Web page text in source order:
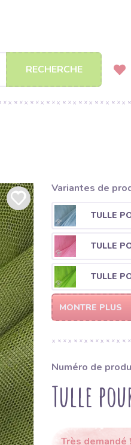
RECHERCHE
Variantes de
TULLE
TULLE
TULLE
MONTRE PLUS
Numéro de
Tulle
Très demandé